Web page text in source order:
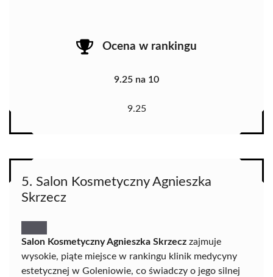
Ocena w rankingu
9.25 na 10
9.25
5. Salon Kosmetyczny Agnieszka
Skrzecz
Salon Kosmetyczny Agnieszka Skrzecz zajmuje
wysokie, piąte miejsce w rankingu klinik medycyny
estetycznej w Goleniowie, co świadczy o jego silnej